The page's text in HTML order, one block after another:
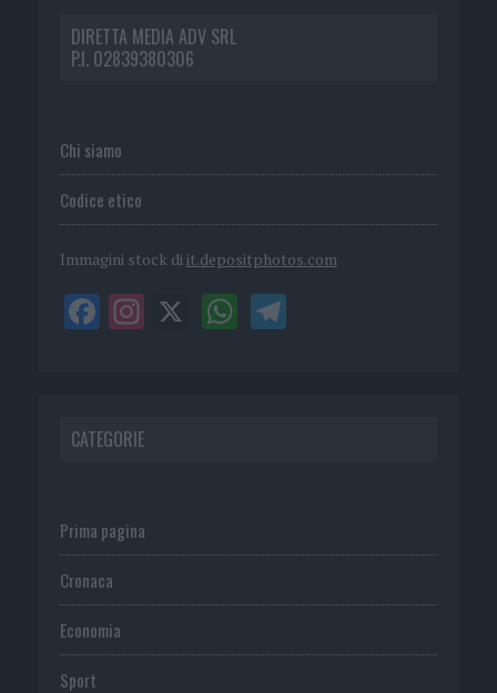
DIRETTA MEDIA ADV SRL
P.I. 02839380306
Chi siamo
Codice etico
Immagini stock di it.depositphotos.com
CATEGORIE
Prima pagina
Cronaca
Economia
Sport